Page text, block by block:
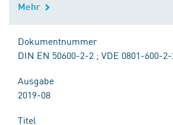
Mehr
Dokumentnummer
DIN EN 50600-2-2 ; VDE 0801-600-
Ausgabe
2019-08
Titel